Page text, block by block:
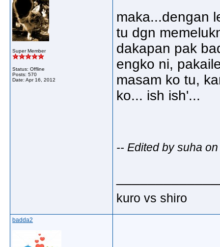
Super Member
Status: Offline
Posts: 570
Date: Apr 16, 2012
maka...dengan
tu dgn
dakapan pak
engko ni,
masam ko tu,
ko... ish ish'...
-- Edited by suha
kuro vs shiro
badda2